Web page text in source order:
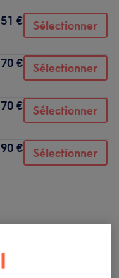
51 € Sélectionner
70 € Sélectionner
70 € Sélectionner
90 € Sélectionner